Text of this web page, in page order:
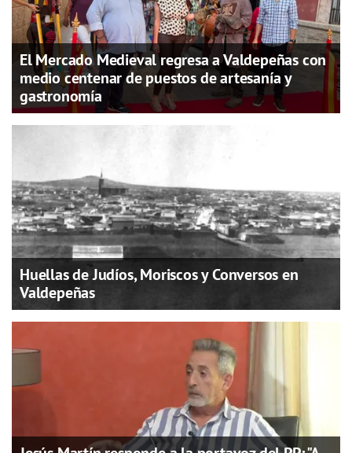
El Mercado Medieval regresa a Valdepeñas con
medio centenar de puestos de artesanía y
gastronomía
Huellas de Judíos, Moriscos y Conversos en
Valdepeñas